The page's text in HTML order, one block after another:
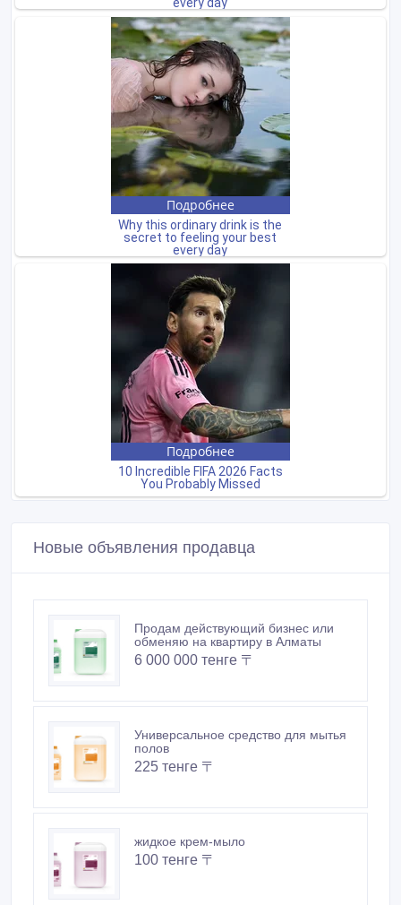
Новые объявления продавца
Продам действующий бизнес или
обменяю на квартиру в Алматы
6 000 000 тенге 〒
Универсальное средство для мытья
полов
225 тенге 〒
жидкое крем-мыло
100 тенге 〒